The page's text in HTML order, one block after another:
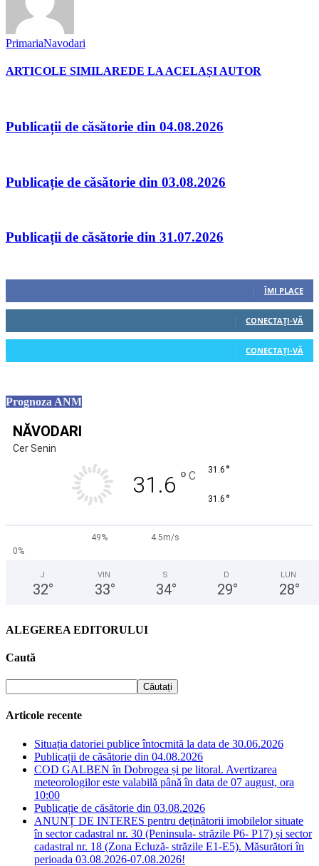
PrimariaNavodari
ARTICOLE SIMILAREDE LA ACELAȘI AUTOR
Publicații de căsătorie din 04.08.2026
Publicație de căsătorie din 03.08.2026
Publicații de căsătorie din 31.07.2026
ÎMI PLACE
CONECTAȚI-VĂ
CONECTAȚI-VĂ
Prognoza ANM
NĂVODARI
Cer Senin
31.6 ° C 31.6 °
31.6 °
49%
4.5m/s
0%
J
32°
VIN
33°
S
34°
D
29°
LUN
28°
ALEGEREA EDITORULUI
Caută
Articole recente
Situația datoriei publice întocmită la data de 30.06.2026
Publicații de căsătorie din 04.08.2026
COD GALBEN în Dobrogea și pe litoral. Avertizarea
meteorologilor este valabilă până în data de 07 august, ora
10:00
Publicație de căsătorie din 03.08.2026
ANUNȚ DE INTERES pentru deținătorii imobilelor situate
în sector cadastral nr. 30 (Peninsula- străzile P6- P17) și sector
cadastral nr. 18 (Zona Ecluză- străzile E1-E5). Măsurători în
perioada 03.08.2026-07.08.2026!